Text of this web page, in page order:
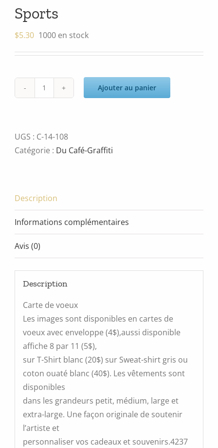
Sports
$5.30 1000 en stock
quantité
Ajouter au panier
UGS : C-14-108
Catégorie : Du Café-Graffiti
Description
Informations complémentaires
Avis (0)
Description
Carte de voeux
Les images sont disponibles en cartes de
voeux avec enveloppe (4$),aussi disponible
affiche 8 par 11 (5$),
sur T-Shirt blanc (20$) sur Sweat-shirt gris ou
coton ouaté blanc (40$). Les vêtements sont
disponibles
dans les grandeurs petit, médium, large et
extra-large. Une façon originale de soutenir
l’artiste et
personnaliser vos cadeaux et souvenirs.4237